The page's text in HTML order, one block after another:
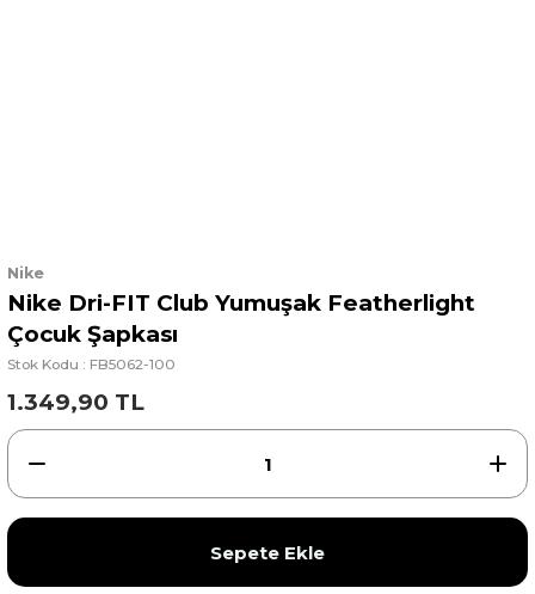
Nike
Nike Dri-FIT Club Yumuşak Featherlight
Çocuk Şapkası
Stok Kodu : FB5062-100
1.349,90 TL
Sepete Ekle